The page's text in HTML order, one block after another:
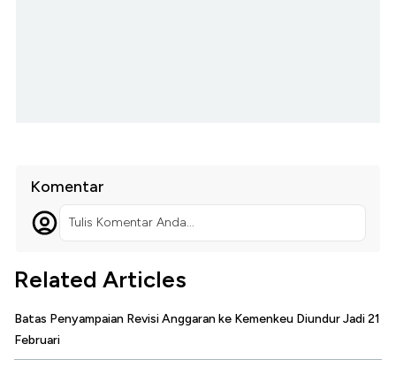
Komentar
Tulis Komentar Anda...
Related Articles
Batas Penyampaian Revisi Anggaran ke Kemenkeu Diundur Jadi 21
Februari